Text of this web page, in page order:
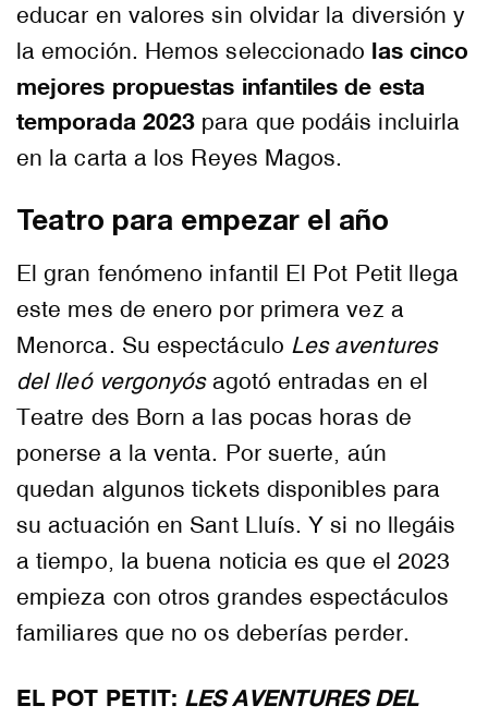
educar en valores sin olvidar la diversión y
la emoción. Hemos seleccionado las cinco
mejores propuestas infantiles de esta
temporada 2023 para que podáis incluirla
en la carta a los Reyes Magos.
Teatro para empezar el año
El gran fenómeno infantil El Pot Petit llega
este mes de enero por primera vez a
Menorca. Su espectáculo Les aventures
del lleó vergonyósagotó entradas en el
Teatre des Born a las pocas horas de
ponerse a la venta. Por suerte, aún
quedan algunos tickets disponibles para
su actuación en Sant Lluís. Y si no llegáis
a tiempo, la buena noticia es que el 2023
empieza con otros grandes espectáculos
familiares que no os deberías perder.
EL POT PETIT: LES AVENTURES DEL